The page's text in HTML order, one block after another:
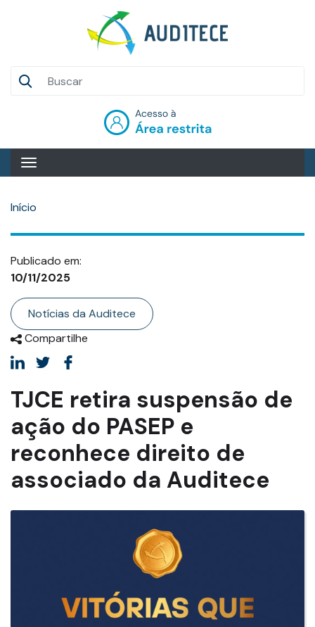
principal
Início
Publicado em:
10/11/2025
Categoria
Notícias da Auditece
Compartilhe
TJCE retira suspensão de
ação do PASEP e
reconhece direito de
associado da Auditece